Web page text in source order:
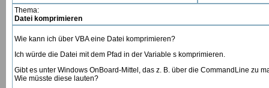
Thema:
Datei komprimieren
Wie kann ich über VBA eine Datei komprimieren?
Ich würde die Datei mit dem Pfad in der Variable s komprimieren.
Gibt es unter Windows OnBoard-Mittel, das z. B. über die CommandLine zu
Wie müsste diese lauten?